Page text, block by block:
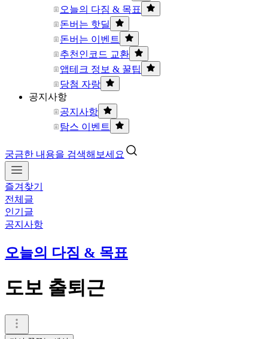
오늘의 다짐 & 목표
돈버는 핫딜
돈버는 이벤트
추천인코드 교환
앱테크 정보 & 꿀팁
당첨 자랑
공지사항
공지사항
탐스 이벤트
궁금한 내용을 검색해보세요
즐겨찾기
전체글
인기글
공지사항
오늘의 다짐 & 목표
도보 출퇴근